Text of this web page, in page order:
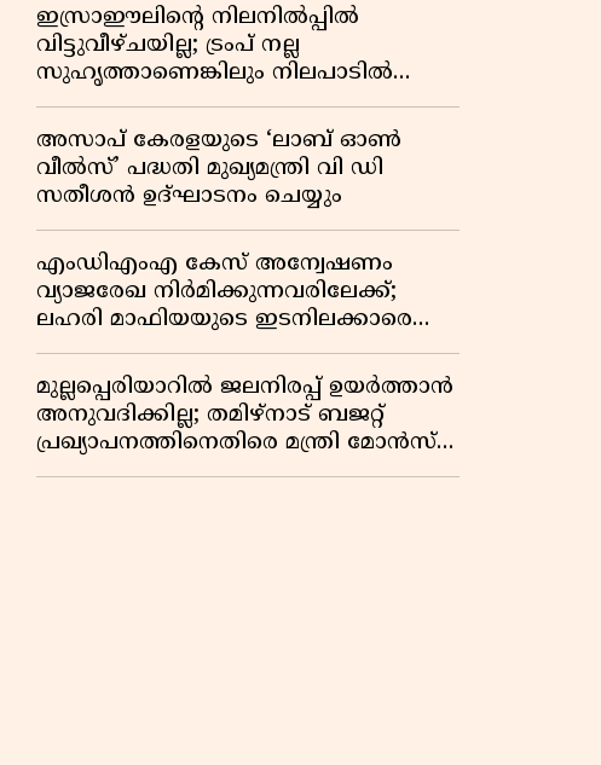
ഇസ്രാഈലിന്റെ നിലനിൽപ്പിൽ
വിട്ടുവീഴ്ചയില്ല; ട്രംപ് നല്ല
സുഹൃത്താണെങ്കിലും നിലപാടിൽ
മാറ്റമില്ലെന്ന് നെതന്യാഹു; ഹോർമുസ്
പാതയിൽ ഇറാൻ-ഒമാൻ ധാരണ,
തടസ്സമായി യുഎസ് ഭീഷണി
അസാപ് കേരളയുടെ ‘ലാബ് ഓൺ
വീൽസ്’ പദ്ധതി മുഖ്യമന്ത്രി വി ഡി
സതീശൻ ഉദ്ഘാടനം ചെയ്യും
എംഡിഎംഎ കേസ് അന്വേഷണം
വ്യാജരേഖ നിർമിക്കുന്നവരിലേക്ക്;
ലഹരി മാഫിയയുടെ ഇടനിലക്കാരെ
കുടുക്കി കണ്ണൂർ സിറ്റി പൊലീസ്
മുല്ലപ്പെരിയാറിൽ ജലനിരപ്പ് ഉയർത്താൻ
അനുവദിക്കില്ല; തമിഴ്നാട് ബജറ്റ്
പ്രഖ്യാപനത്തിനെതിരെ മന്ത്രി മോൻസ്
ജോസഫ്